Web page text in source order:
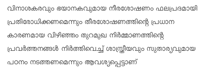
വിനാശകരവും ഭയാനകവുമായ നീരശോഷണം ഫലപ്രദമായി
പ്രതിരോധിക്കണമെന്നും തീരശോഷണത്തിന്റെ പ്രധാന
കാരണമായ വിഴിഞ്ഞം തുറമുഖ നിർമ്മാണത്തിന്റെ
പ്രവർത്തനങ്ങൾ നിർത്തിവെച്ച് ശാസ്ത്രീയവും സുതാര്യവുമായ
പഠനം നടത്തണമെന്നും ആവശ്യപ്പെട്ടാണ്